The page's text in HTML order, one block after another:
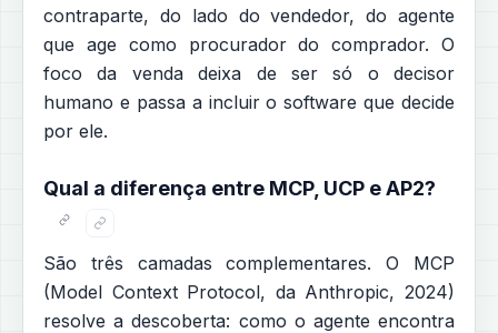
contraparte, do lado do vendedor, do agente
que age como procurador do comprador. O
foco da venda deixa de ser só o decisor
humano e passa a incluir o software que decide
por ele.
Qual a diferença entre MCP, UCP e AP2?
São três camadas complementares. O MCP
(Model Context Protocol, da Anthropic, 2024)
resolve a descoberta: como o agente encontra